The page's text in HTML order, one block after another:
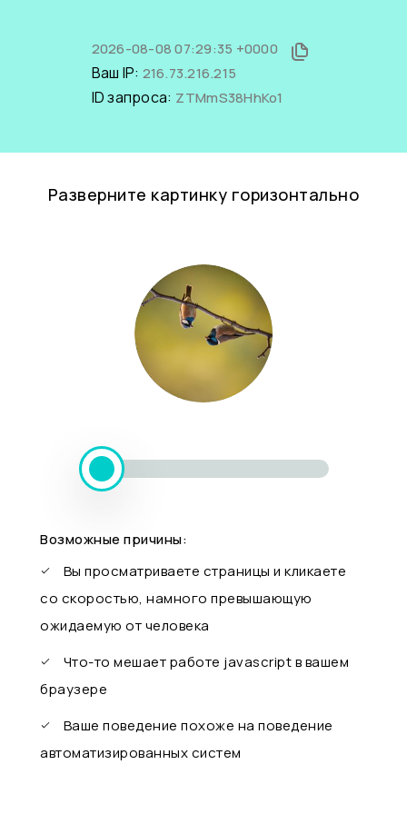
2026-08-08 07:29:35 +0000
Ваш IP: 216.73.216.215
ID запроса: ZTMmS38HhKo1
Разверните картинку горизонтально
Возможные причины:
Вы просматриваете страницы и кликаете
со скоростью, намного превышающую
ожидаемую от человека
Что-то мешает работе javascript в вашем
браузере
Ваше поведение похоже на поведение
автоматизированных систем